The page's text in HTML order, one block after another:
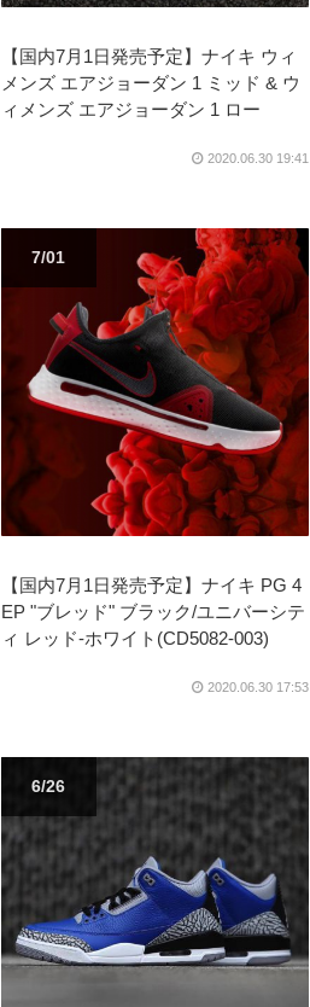
【国内7月1日発売予定】ナイキ ウィ
メンズ エアジョーダン 1 ミッド & ウ
ィメンズ エアジョーダン 1 ロー
2020.06.30 19:41
7/01
【国内7月1日発売予定】ナイキ PG 4
EP "ブレッド" ブラック/ユニバーシテ
ィ レッド-ホワイト(CD5082-003)
2020.06.30 17:53
6/26